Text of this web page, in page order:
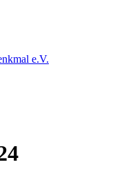
e.V.